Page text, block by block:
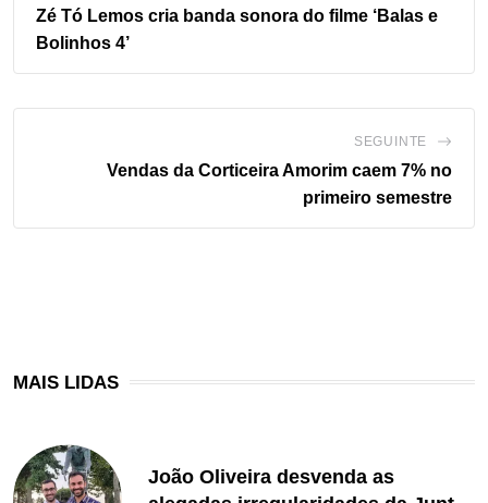
Zé Tó Lemos cria banda sonora do filme ‘Balas e
Bolinhos 4’
SEGUINTE
Vendas da Corticeira Amorim caem 7% no
primeiro semestre
MAIS LIDAS
João Oliveira desvenda as